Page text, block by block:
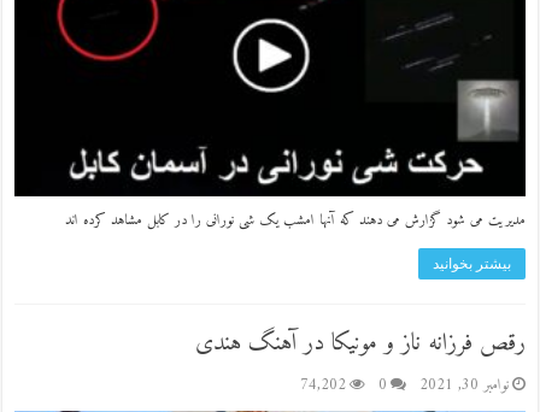
مدیریت می شود گزارش می دهند که آنها امشب یک شی نورانی را در کابل مشاهد کرده اند
بیشتر بخوانید
رقص فرزانه ناز و مونیکا در آهنگ هندی
نوامبر 30, 2021 0
74,202